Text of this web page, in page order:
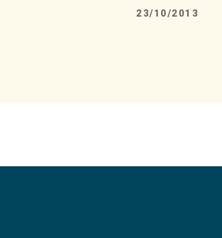
23/10/2013